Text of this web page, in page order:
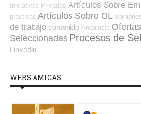
Iniciativas Privadas Artículos Sobre
prácticas Artículos Sobre OL opiniones
de trabajo contenido Andalucía
Seleccionadas Procesos de
Linkedin
WEBS AMIGAS